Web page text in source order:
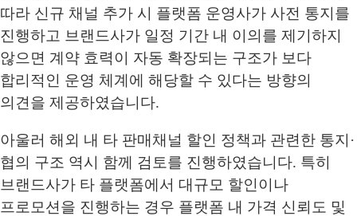
따라 신규 채널 추가 시 플랫폼 운영사가 사전 통지를
진행하고 브랜드사가 일정 기간 내 이의를 제기하지
않으면 계약 효력이 자동 확장되는 구조가 보다
합리적인 운영 체계에 해당할 수 있다는 방향의
의견을 제공하였습니다.
아울러 해외 내 타 판매채널 할인 정책과 관련한 통지·
협의 구조 역시 함께 검토를 진행하였습니다. 특히
브랜드사가 타 플랫폼에서 대규모 할인이나
프로모션을 진행하는 경우 플랫폼 내 가격 신뢰도 및